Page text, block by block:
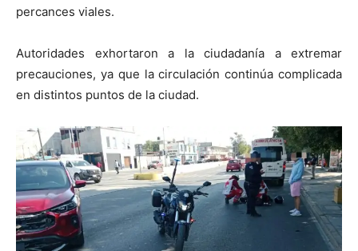
percances viales.
Autoridades exhortaron a la ciudadanía a extremar
precauciones, ya que la circulación continúa complicada
en distintos puntos de la ciudad.